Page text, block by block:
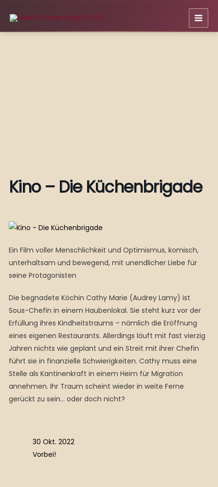
Inhalt
springen
Kino – Die Küchenbrigade
Ein Film voller Menschlichkeit und Optimismus, komisch,
unterhaltsam und bewegend, mit unendlicher Liebe für
seine Protagonisten
Die begnadete Köchin Cathy Marie (Audrey Lamy) ist
Sous-Chefin in einem Haubenlokal. Sie steht kurz vor der
Erfüllung ihres Kindheitstraums – nämlich die Eröffnung
eines eigenen Restaurants. Allerdings läuft mit fast vierzig
Jahren nichts wie geplant und ein Streit mit ihrer Chefin
führt sie in finanzielle Schwierigkeiten. Cathy muss eine
Stelle als Kantinenkraft in einem Heim für Migration
annehmen. Ihr Traum scheint wieder in weite Ferne
gerückt zu sein… oder doch nicht?
30 Okt. 2022
Vorbei!